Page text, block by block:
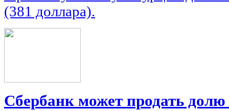
(381 доллара).
Сбербанк может продать